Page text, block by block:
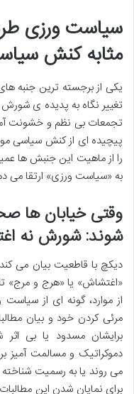
سیاست ورزی
مثابه کنش
یکی از برجسته ترین جنبه
تغییر نگاه به پدیده ی
تجمعات بی نظم و خشونت
پیچیده ای از کنش سیاسی
را از ماهیت این جنبش ها
به «سیاست ورزی» ارتقا می
وقتی خیابان ها
شوند: شورش نه
دیکچ با قاطعیت بیان می
«اغتشاش» یا «هرج و مرج»
از موارد، گونه ای از
مرئی کردن خود و بیان
برایشان مسدود یا بی
دموکراتیک و مسالمت آمیز
می روند یا به رسمیت
برای نمایان شدن این